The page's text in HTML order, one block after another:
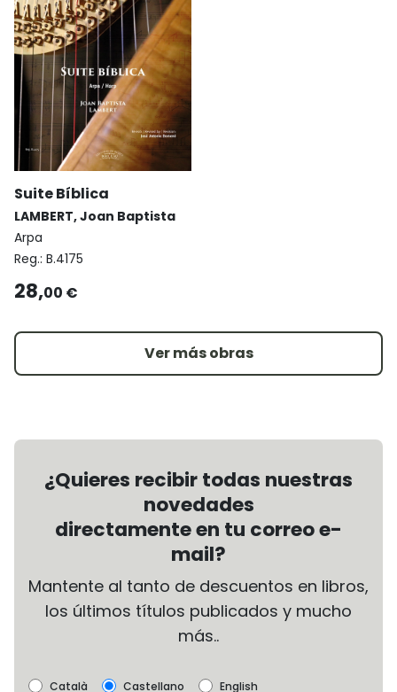
Suite Bíblica
LAMBERT, Joan Baptista
Arpa
Reg.: B.4175
28,00 €
Ver más obras
¿Quieres recibir todas nuestras
novedades
directamente en tu correo e-
mail?
Mantente al tanto de descuentos en libros,
los últimos títulos publicados y mucho
más..
Català Castellano English